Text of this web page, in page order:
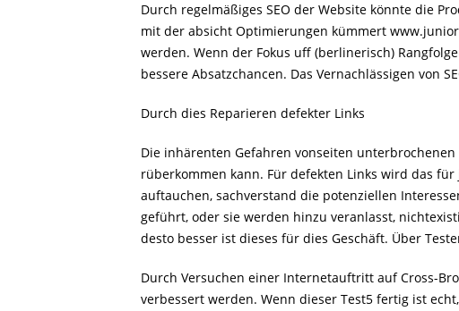
Durch regelmäßiges SEO der Website könnte die
mit der absicht Optimierungen kümmert
werden. Wenn der Fokus uff (berlinerisch)
bessere Absatzchancen. Das Vernachlässigen von
Durch dies Reparieren defekter Links
Die inhärenten Gefahren vonseiten
rüberkommen kann. Für defekten Links wird das
auftauchen, sachverstand die potenziellen
geführt, oder sie werden hinzu veranlasst,
desto besser ist dieses für dies Geschäft. Über
Durch Versuchen einer Internetauftritt auf Cross-
verbessert werden. Wenn dieser Test5 fertig ist